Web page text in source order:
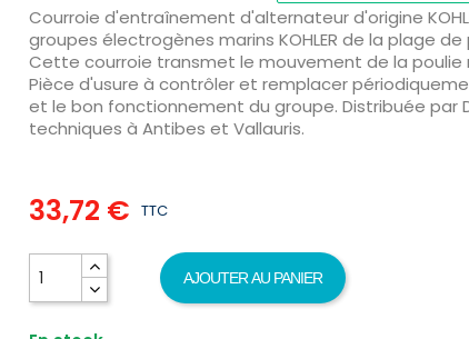
Courroie d'entraînement d'alternateur d'origine
groupes électrogènes marins KOHLER de la plage de
Cette courroie transmet le mouvement de la
Pièce d'usure à contrôler et remplacer
et le bon fonctionnement du groupe. Distribuée par
techniques à Antibes et Vallauris.
33,72 € TTC
AJOUTER AU PANIER